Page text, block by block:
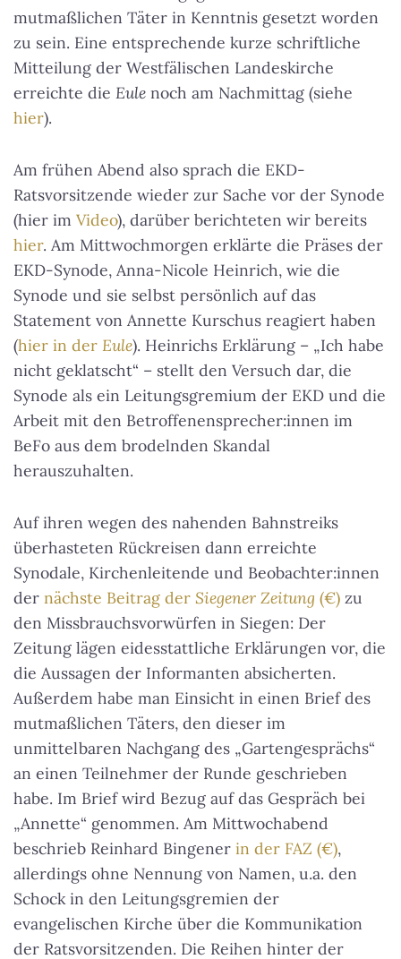
mutmaßlichen Täter in Kenntnis gesetzt worden
zu sein. Eine entsprechende kurze schriftliche
Mitteilung der Westfälischen Landeskirche
erreichte die Eule noch am Nachmittag (siehe
hier).
Am frühen Abend also sprach die EKD-
Ratsvorsitzende wieder zur Sache vor der Synode
(hier im Video), darüber berichteten wir bereits
hier. Am Mittwochmorgen erklärte die Präses der
EKD-Synode, Anna-Nicole Heinrich, wie die
Synode und sie selbst persönlich auf das
Statement von Annette Kurschus reagiert haben
(hier in der Eule). Heinrichs Erklärung – „Ich habe
nicht geklatscht“ – stellt den Versuch dar, die
Synode als ein Leitungsgremium der EKD und die
Arbeit mit den Betroffenensprecher:innen im
BeFo aus dem brodelnden Skandal
herauszuhalten.
Auf ihren wegen des nahenden Bahnstreiks
überhasteten Rückreisen dann erreichte
Synodale, Kirchenleitende und Beobachter:innen
der nächste Beitrag der Siegener Zeitung (€) zu
den Missbrauchsvorwürfen in Siegen: Der
Zeitung lägen eidesstattliche Erklärungen vor, die
die Aussagen der Informanten absicherten.
Außerdem habe man Einsicht in einen Brief des
mutmaßlichen Täters, den dieser im
unmittelbaren Nachgang des „Gartengesprächs“
an einen Teilnehmer der Runde geschrieben
habe. Im Brief wird Bezug auf das Gespräch bei
„Annette“ genommen. Am Mittwochabend
beschrieb Reinhard Bingener in der FAZ (€),
allerdings ohne Nennung von Namen, u.a. den
Schock in den Leitungsgremien der
evangelischen Kirche über die Kommunikation
der Ratsvorsitzenden. Die Reihen hinter der